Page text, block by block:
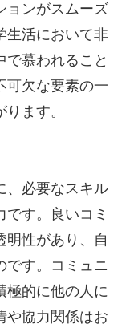
ョンがスムーズ
生活において非
で慕われること
可欠な要素の一
ます。
、必要なスキル
す。良いコミ
明性があり、自
です。コミュニ
極的に他の人に
や協力関係はお